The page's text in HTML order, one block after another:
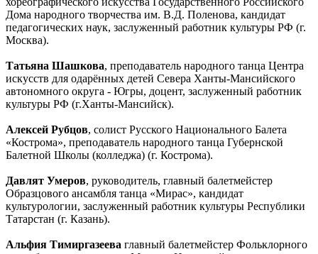
Дома народного творчества им. В.Д. Поленова, кандидат
педагогических наук, заслуженный работник культуры РФ (г.
Москва).
Татьяна Шашкова, преподаватель народного танца Центра
искусств для одарённых детей Севера Ханты-Мансийского
автономного округа - Югры, доцент, заслуженный работник
культуры РФ (г.Ханты-Мансийск).
Алексей Рубцов, солист Русского Национального Балета
«Кострома», преподаватель народного танца Губернской
Балетной Школы (колледжа) (г. Кострома).
Давлят Умеров, руководитель, главный балетмейстер
Образцового ансамбля танца «Мирас», кандидат
культурологии, заслуженный работник культуры Республики
Татарстан (г. Казань).
Альфия Тимиргазеева главный балетмейстер Фольклорного